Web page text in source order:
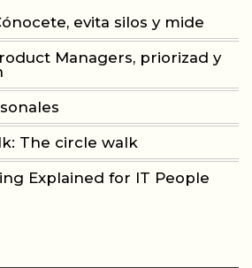
evita silos y mide
Managers, priorizad y
The circle walk
Explained for IT People